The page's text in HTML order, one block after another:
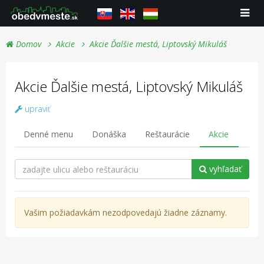
Domov Akcie Akcie Ďalšie mestá, Liptovský Mikuláš
Akcie Ďalšie mestá, Liptovský Mikuláš
upraviť
Denné menu Donáška Reštaurácie Akcie
vyhľadať
Vašim požiadavkám nezodpovedajú žiadne záznamy.